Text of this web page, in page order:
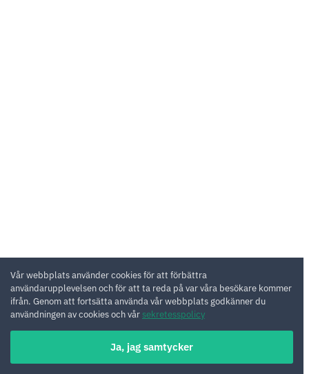
Vår webbplats använder cookies för att förbättra
användarupplevelsen och för att ta reda på var våra besökare kommer
ifrån. Genom att fortsätta använda vår webbplats godkänner du
användningen av cookies och vår sekretesspolicy
Ja, jag samtycker